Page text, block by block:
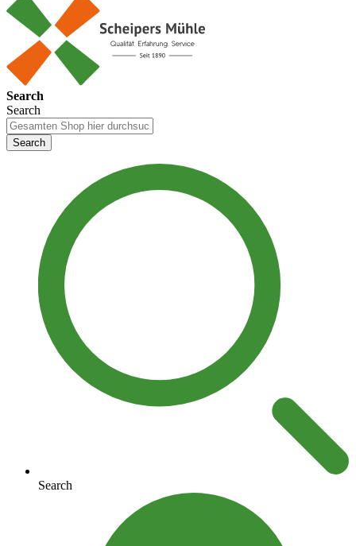
Search
Search
Search
Search